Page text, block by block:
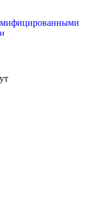
выйти на пенсию
ударных «Кубов» в
Украине в